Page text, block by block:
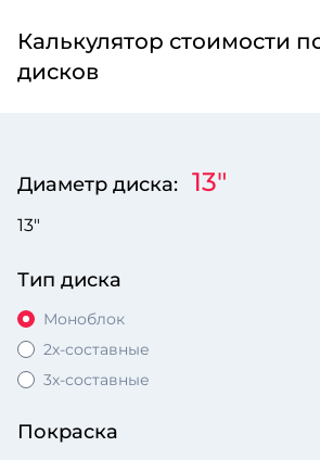
Калькулятор стоимости
дисков
Диаметр диска: 13"
13"
Тип диска
Моноблок
2х-составные
3х-составные
Покраска